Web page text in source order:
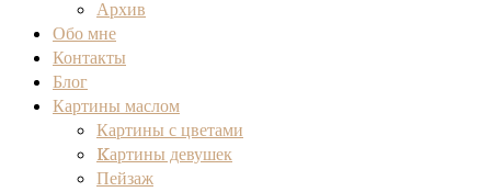
Архив
Обо мне
Контакты
Блог
Картины маслом
Картины с цветами
Kартины девушек
Пейзаж